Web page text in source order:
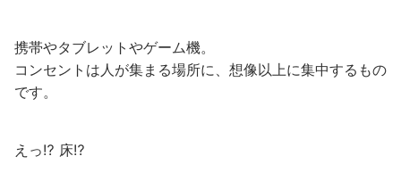
携帯やタブレットやゲーム機。
コンセントは人が集まる場所に、想像以上に集中するもの
です。
えっ⁉︎ 床⁉︎